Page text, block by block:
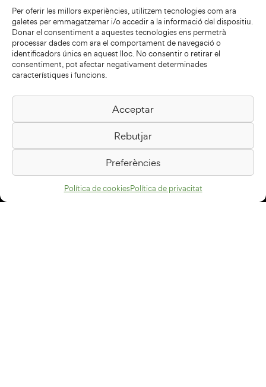
Per oferir les millors experiències, utilitzem tecnologies com ara
galetes per emmagatzemar i/o accedir a la informació del dispositiu.
Donar el consentiment a aquestes tecnologies ens permetrà
processar dades com ara el comportament de navegació o
identificadors únics en aquest lloc. No consentir o retirar el
consentiment, pot afectar negativament determinades
característiques i funcions.
Acceptar
Rebutjar
Preferències
Política de cookiesPolítica de privacitat
Biblioteca Pilarin Bayés
Passeig de la Generalitat, 1
08500 Vic